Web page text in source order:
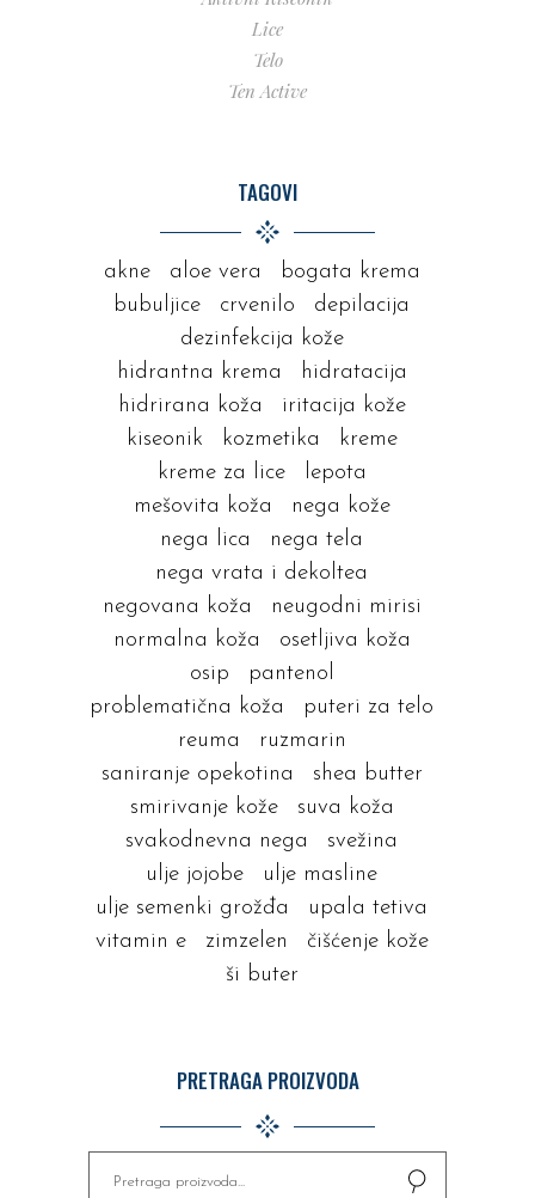
Lice
Telo
Ten Active
TAGOVI
akne aloe vera
bogata krema
bubuljice
crvenilo
depilacija
dezinfekcija kože
hidrantna krema
hidratacija
hidrirana koža
iritacija kože
kiseonik
kozmetika
kreme
kreme za lice
lepota
mešovita koža
nega kože
nega lica
nega tela
nega vrata i dekoltea
negovana koža
neugodni mirisi
normalna koža
osetljiva koža
osip
pantenol
problematična koža
puteri za telo
reuma
ruzmarin
saniranje opekotina
shea butter
smirivanje kože
suva koža
svakodnevna nega
svežina
ulje jojobe
ulje masline
ulje semenki grožđa
upala tetiva
vitamin e
zimzelen
čišćenje kože
ši buter
PRETRAGA PROIZVODA